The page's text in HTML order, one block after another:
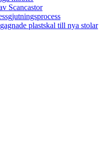
Scancastor
plastskal till nya stolar